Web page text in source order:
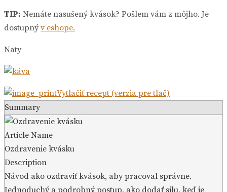
TIP: Nemáte nasušený kvások? Pošlem vám z môjho. Je
dostupný v eshope.
Naty
Vytlačiť recept (verzia pre tlač)
Summary
Article Name
Ozdravenie kvásku
Description
Návod ako ozdraviť kvások, aby pracoval správne.
Jednoduchý a podrobný postup, ako dodať silu, keď je